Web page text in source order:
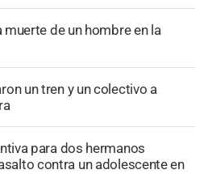
muerte de un hombre en la
un tren y un colectivo a
para dos hermanos
contra un adolescente en